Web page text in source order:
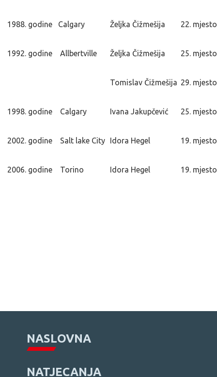
1988. godine Calgary Željka Čižmešija 22. mjesto
1992. godine Allbertville Željka Čižmešija 25. mjesto
Tomislav Čižmešija 29. mjesto
1998. godine Calgary Ivana Jakupčević 25. mjesto
2002. godine Salt lake City Idora Hegel 19. mjesto
2006. godine Torino Idora Hegel 19. mjesto
NASLOVNA
NATJECANJA